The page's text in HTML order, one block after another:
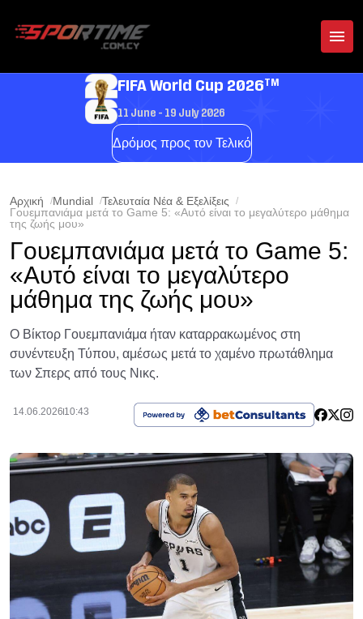
FIFA World Cup 2026TM
11 June - 19 July 2026
Δρόμος προς τον Τελικό
Αρχική Mundial
Τελευταία Νέα & Εξελίξεις
Γουεμπανιάμα μετά το Game 5: «Αυτό είναι το μεγαλύτερο μάθημα
της ζωής μου»
Γουεμπανιάμα μετά το Game 5:
«Αυτό είναι το μεγαλύτερο
μάθημα της ζωής μου»
Ο Βίκτορ Γουεμπανιάμα ήταν καταρρακωμένος στη
συνέντευξη Τύπου, αμέσως μετά το χαμένο πρωτάθλημα
των Σπερς από τους Νικς.
14.06.2026 10:43